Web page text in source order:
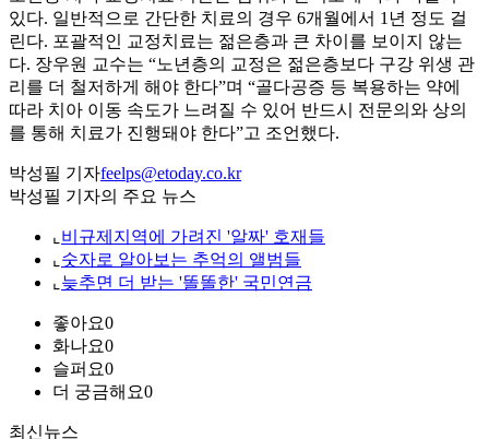
있다. 일반적으로 간단한 치료의 경우 6개월에서 1년 정도 걸
린다. 포괄적인 교정치료는 젊은층과 큰 차이를 보이지 않는
다. 장우원 교수는 “노년층의 교정은 젊은층보다 구강 위생 관
리를 더 철저하게 해야 한다”며 “골다공증 등 복용하는 약에
따라 치아 이동 속도가 느려질 수 있어 반드시 전문의와 상의
를 통해 치료가 진행돼야 한다”고 조언했다.
박성필 기자feelps@etoday.co.kr
박성필 기자의 주요 뉴스
⌞ 비규제지역에 가려진 '알짜' 호재들
⌞ 숫자로 알아보는 추억의 앨범들
⌞ 늦추면 더 받는 '똘똘한' 국민연금
좋아요0
화나요0
슬퍼요0
더 궁금해요0
최신뉴스